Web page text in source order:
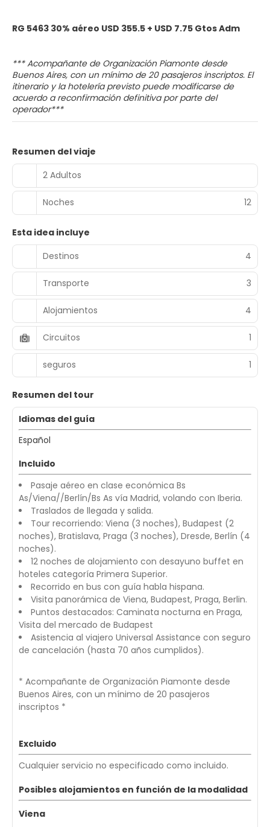
RG 5463 30% aéreo USD 355.5 + USD 7.75 Gtos Adm
*** Acompañante de Organización Piamonte desde
Buenos Aires, con un mínimo de 20 pasajeros inscriptos. El
itinerario y la hotelería previsto puede modificarse de
acuerdo a reconfirmación definitiva por parte del
operador***
Resumen del viaje
2 Adultos
Noches 12
Esta idea incluye
Destinos
4
Transporte 3
Alojamientos 4
Circuitos 1
seguros 1
Resumen del tour
Idiomas del guía
Español
Incluido
Pasaje aéreo en clase económica Bs
As/Viena//Berlín/Bs As vía Madrid, volando con Iberia.
Traslados de llegada y salida.
Tour recorriendo: Viena (3 noches), Budapest (2
noches), Bratislava, Praga (3 noches), Dresde, Berlín (4
noches).
12 noches de alojamiento con desayuno buffet en
hoteles categoría Primera Superior.
Recorrido en bus con guía habla hispana.
Visita panorámica de Viena, Budapest, Praga, Berlin.
Puntos destacados: Caminata nocturna en Praga,
Visita del mercado de Budapest
Asistencia al viajero Universal Assistance con seguro
de cancelación (hasta 70 años cumplidos).
* Acompañante de Organización Piamonte desde
Buenos Aires, con un mínimo de 20 pasajeros
inscriptos *
Excluido
Cualquier servicio no especificado como incluido.
Posibles alojamientos en función de la modalidad
Viena